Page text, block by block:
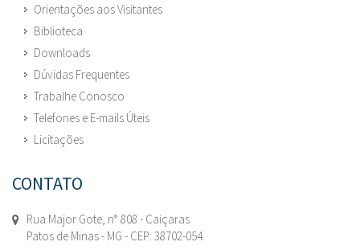
Orientações aos Visitantes
Biblioteca
Downloads
Dúvidas Frequentes
Trabalhe Conosco
Telefones e E-mails Úteis
Licitações
CONTATO
Rua Major Gote, n° 808 - Caiçaras
Patos de Minas - MG - CEP: 38702-054.